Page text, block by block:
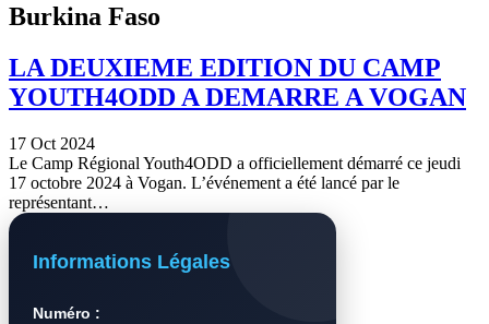
Burkina Faso
LA DEUXIEME EDITION DU CAMP
YOUTH4ODD A DEMARRE A VOGAN
17 Oct 2024
Le Camp Régional Youth4ODD a officiellement démarré ce jeudi
17 octobre 2024 à Vogan. L’événement a été lancé par le
représentant…
Informations Légales
Numéro :